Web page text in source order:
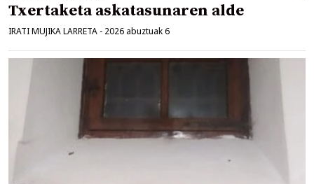
Txertaketa askatasunaren alde
IRATI MUJIKA LARRETA - 2026 abuztuak 6